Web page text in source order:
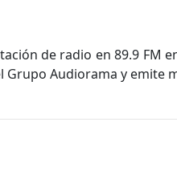
de radio en 89.9 FM
Grupo Audiorama y emite